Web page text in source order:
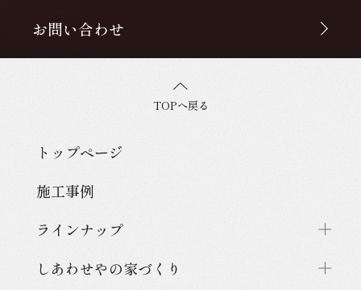
お問い合わせ
TOPへ戻る
トップページ
施工事例
ラインナップ
しあわせやの家づくり